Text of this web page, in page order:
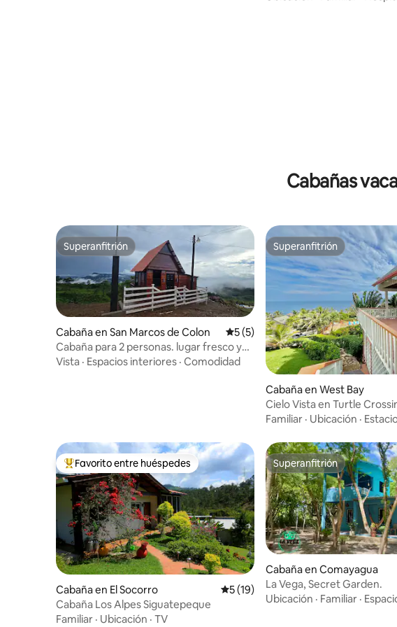
Cabañas
Superanfitrión
Superanfitrión
Cabaña en San Marcos de Colon Calificación promedio: 5 de 5, 5
5 (5)
Cabaña para 2 personas. lugar fresco y
relajante.
Vista · Espacios interiores · Comodidad
Superanfitrión
Superanfitrión
Cabaña en West Bay
Cielo Vista en Turtle
Familiar · Ubicación ·
Favorito entre huéspedes preferido
Favorito entre huéspedes
Cabaña en El Socorro Calificación promedio: 5 de 5, 19
5 (19)
Cabaña Los Alpes Siguatepeque
Familiar · Ubicación · TV
Superanfitrión
Superanfitrión
Cabaña en Comayagua
La Vega, Secret Garden.
Ubicación · Familiar ·